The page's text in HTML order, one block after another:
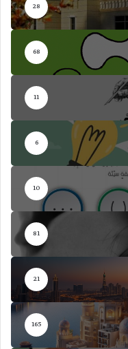
28
68
11
6
10
81
21
165